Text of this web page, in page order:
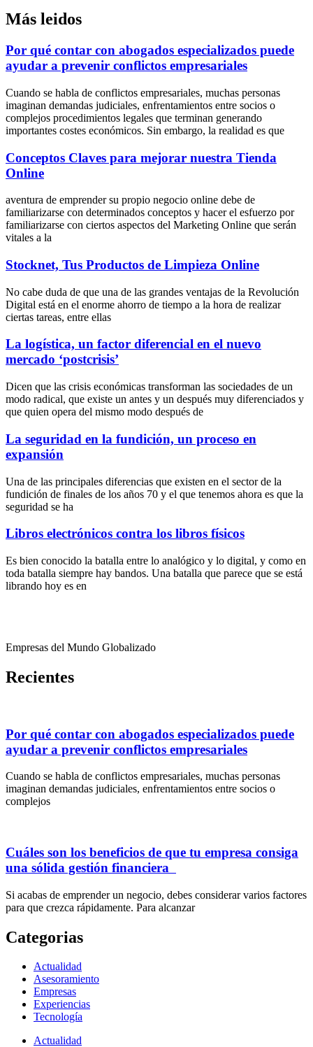
Más leidos
Por qué contar con abogados especializados puede
ayudar a prevenir conflictos empresariales
Cuando se habla de conflictos empresariales, muchas personas
imaginan demandas judiciales, enfrentamientos entre socios o
complejos procedimientos legales que terminan generando
importantes costes económicos. Sin embargo, la realidad es que
Conceptos Claves para mejorar nuestra Tienda
Online
aventura de emprender su propio negocio online debe de
familiarizarse con determinados conceptos y hacer el esfuerzo por
familiarizarse con ciertos aspectos del Marketing Online que serán
vitales a la
Stocknet, Tus Productos de Limpieza Online
No cabe duda de que una de las grandes ventajas de la Revolución
Digital está en el enorme ahorro de tiempo a la hora de realizar
ciertas tareas, entre ellas
La logística, un factor diferencial en el nuevo
mercado ‘postcrisis’
Dicen que las crisis económicas transforman las sociedades de un
modo radical, que existe un antes y un después muy diferenciados y
que quien opera del mismo modo después de
La seguridad en la fundición, un proceso en
expansión
Una de las principales diferencias que existen en el sector de la
fundición de finales de los años 70 y el que tenemos ahora es que la
seguridad se ha
Libros electrónicos contra los libros físicos
Es bien conocido la batalla entre lo analógico y lo digital, y como en
toda batalla siempre hay bandos. Una batalla que parece que se está
librando hoy es en
Empresas del Mundo Globalizado
Recientes
Por qué contar con abogados especializados puede
ayudar a prevenir conflictos empresariales
Cuando se habla de conflictos empresariales, muchas personas
imaginan demandas judiciales, enfrentamientos entre socios o
complejos
Cuáles son los beneficios de que tu empresa consiga
una sólida gestión financiera
Si acabas de emprender un negocio, debes considerar varios factores
para que crezca rápidamente. Para alcanzar
Categorias
Actualidad
Asesoramiento
Empresas
Experiencias
Tecnología
Actualidad